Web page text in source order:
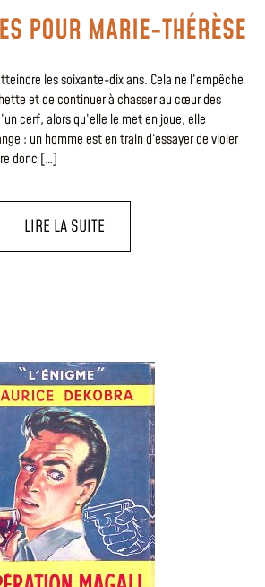
POUR MARIE-THÉRÈSE
les soixante-dix ans. Cela ne l’empêche
et de continuer à chasser au cœur des
cerf, alors qu’elle le met en joue, elle
: un homme est en train d‘essayer de violer
donc […]
LIRE LA SUITE